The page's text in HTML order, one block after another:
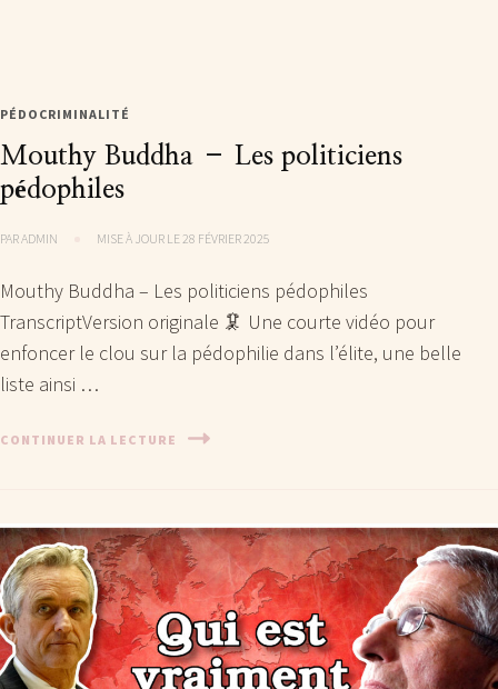
PÉDOCRIMINALITÉ
Mouthy Buddha – Les politiciens
pédophiles
PARADMIN MISE À JOUR LE28 FÉVRIER 2025
Mouthy Buddha – Les politiciens pédophiles
TranscriptVersion originale 🦑 Une courte vidéo pour
enfoncer le clou sur la pédophilie dans l’élite, une belle
liste ainsi …
CONTINUER LA LECTURE